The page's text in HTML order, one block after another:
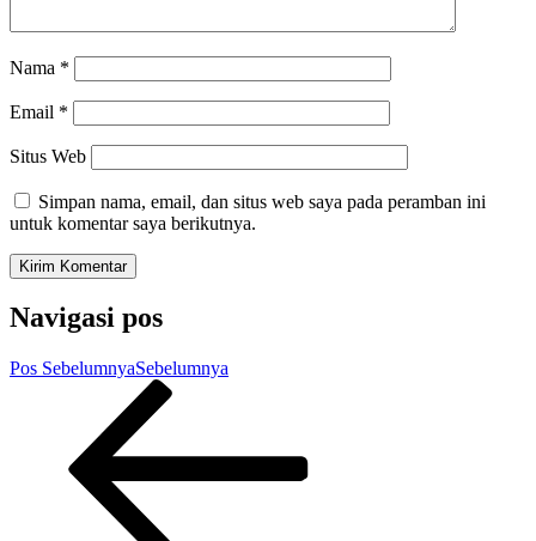
Nama *
Email *
Situs Web
Simpan nama, email, dan situs web saya pada peramban ini
untuk komentar saya berikutnya.
Navigasi pos
Pos SebelumnyaSebelumnya